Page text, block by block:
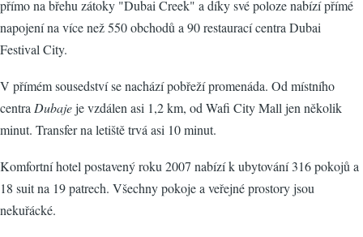
přímo na břehu zátoky "Dubai Creek" a díky své poloze nabízí přímé
napojení na více než 550 obchodů a 90 restaurací centra Dubai
Festival City.
V přímém sousedství se nachází pobřeží promenáda. Od místního
centra Dubajeje vzdálen asi 1,2 km, od Wafi City Mall jen několik
minut. Transfer na letiště trvá asi 10 minut.
Komfortní hotel postavený roku 2007 nabízí k ubytování 316 pokojů a
18 suit na 19 patrech. Všechny pokoje a veřejné prostory jsou
nekuřácké.